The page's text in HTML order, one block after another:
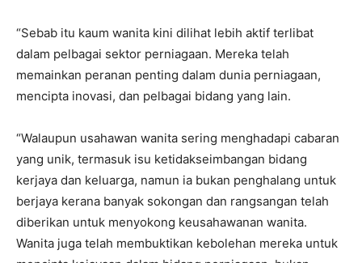
“Sebab itu kaum wanita kini dilihat lebih aktif terlibat
dalam pelbagai sektor perniagaan. Mereka telah
memainkan peranan penting dalam dunia perniagaan,
mencipta inovasi, dan pelbagai bidang yang lain.
“Walaupun usahawan wanita sering menghadapi cabaran
yang unik, termasuk isu ketidakseimbangan bidang
kerjaya dan keluarga, namun ia bukan penghalang untuk
berjaya kerana banyak sokongan dan rangsangan telah
diberikan untuk menyokong keusahawanan wanita.
Wanita juga telah membuktikan kebolehan mereka untuk